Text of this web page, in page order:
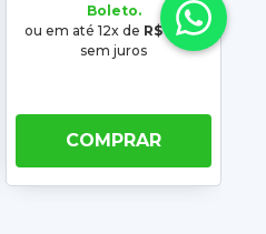
Boleto.
ou em até 12x de R$ 20,55
sem juros
COMPRAR